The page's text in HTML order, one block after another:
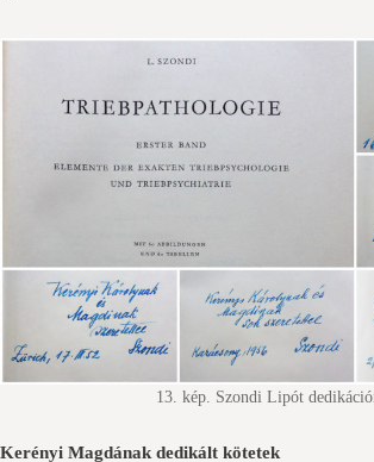
13. kép. Szondi Lipót
Kerényi Magdának dedikált kötetek